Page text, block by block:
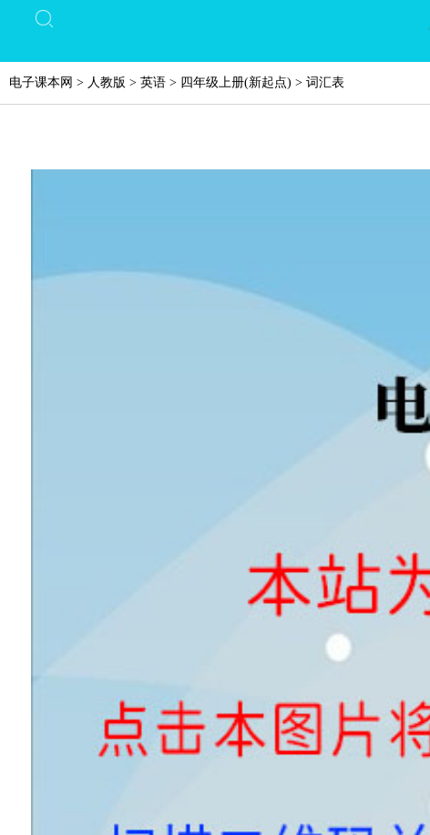
电子课本网 > 人教版 > 英语 > 四年级上册(新起点) > 词汇表